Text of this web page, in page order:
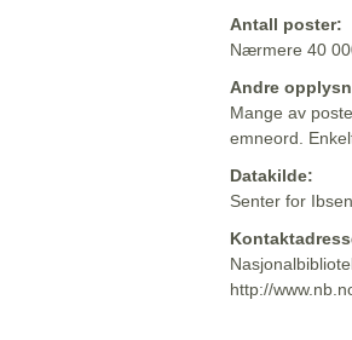
Antall poster:
Nærmere 40
Andre
Mange av
emneord.
Datakilde:
Senter for
http://